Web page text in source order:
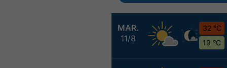
MAR.
11/8
32 °C
19 °C